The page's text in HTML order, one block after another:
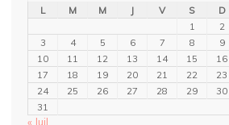
L
M M J V S
D
1
2
3
4 5 6 7 8
9
10
11 12 13 14 15
16
17
18 19 20 21 22
23
24
25 26 27 28 29
30
31
« Juil